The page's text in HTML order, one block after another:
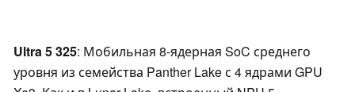
Ultra 5 325: Мобильная 8-ядерная SoC среднего
уровня из семейства Panther Lake с 4 ядрами GPU